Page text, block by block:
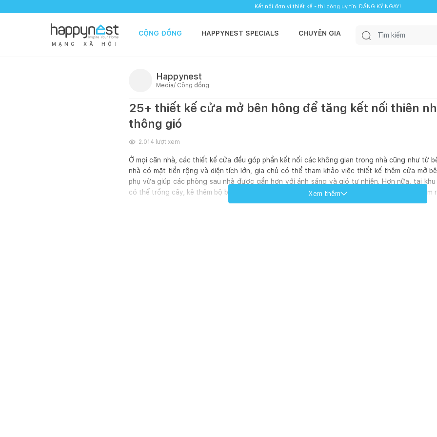
Kết nối đơn vị thiết kế - thi công uy tín. ĐĂNG KÝ NGAY!
M Ạ N G X Ã H Ộ I
CỘNG ĐỒNG HAPPYNEST SPECIALS CHUYÊN GIA
Happynest
Media/ Cộng đồng
25+ thiết kế cửa mở bên hông để tăng kết nối thiên
thông gió
2.014 lượt xem
Ở mọi căn nhà, các thiết kế cửa đều góp phần kết nối các không gian trong nhà cũng như từ
nhà có mặt tiền rộng và diện tích lớn, gia chủ có thể tham khảo việc thiết kế thêm cửa mở
phụ vừa giúp các phòng sau nhà được gần hơn với ánh sáng và gió tự nhiên. Hơn nữa, tại
có thể trồng cây, kê thêm bộ bàn ghế, thiết kế tường thác nước,...ngay trước cửa để tạo điểm
Xem thêm